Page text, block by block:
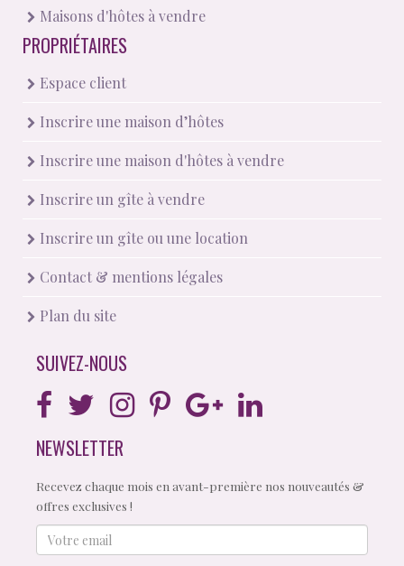
Maisons d'hôtes à vendre
PROPRIÉTAIRES
Espace client
Inscrire une maison d’hôtes
Inscrire une maison d'hôtes à vendre
Inscrire un gîte à vendre
Inscrire un gîte ou une location
Contact & mentions légales
Plan du site
SUIVEZ-NOUS
NEWSLETTER
Recevez chaque mois en avant-première nos nouveautés &
offres exclusives !
Votre
email